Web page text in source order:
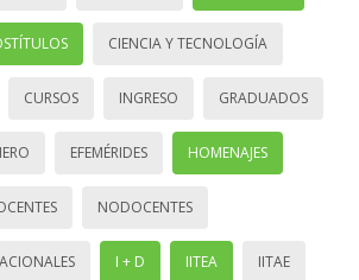
CIENCIA Y TECNOLOGÍA
CURSOS INGRESO GRADUADOS
EFEMÉRIDES HOMENAJES
NODOCENTES
I + D IITEA IITAE